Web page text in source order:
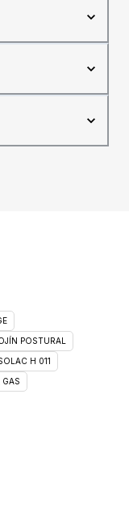
POSTURAL
H 011
GAS